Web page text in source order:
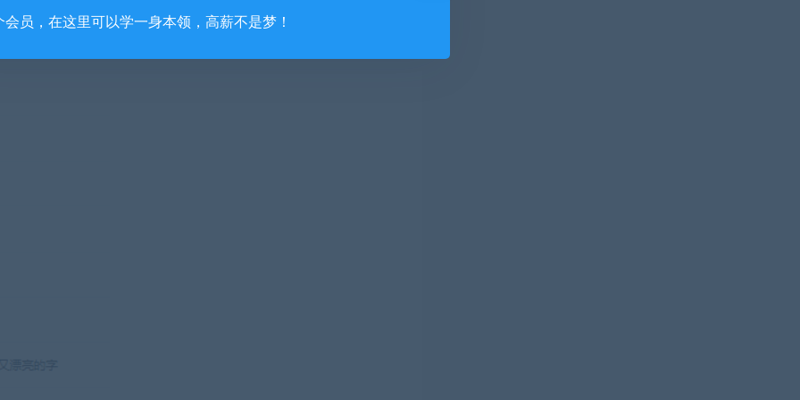
会员，在这里可以学一身本领，高薪不是梦！